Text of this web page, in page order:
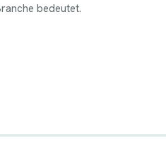
bedeutet.